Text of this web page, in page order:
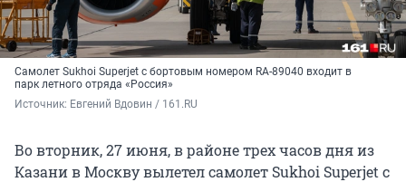
Самолет Sukhoi Superjet с бортовым номером RA-89040 входит в
парк летного отряда «Россия»
Источник: Евгений Вдовин / 161.RU
Во вторник, 27 июня, в районе трех часов дня из
Казани в Москву вылетел самолет Sukhoi Superjet с